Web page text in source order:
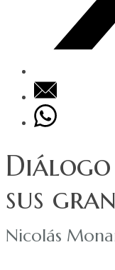
sus
Nicolás